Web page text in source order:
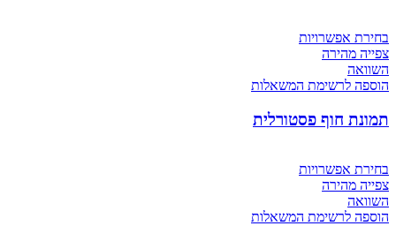
בחירת אפשרויות
צפייה מהירה
השוואה
הוספה לרשימת המשאלות
תמונת חוף פסטורלית
בחירת אפשרויות
צפייה מהירה
השוואה
הוספה לרשימת המשאלות